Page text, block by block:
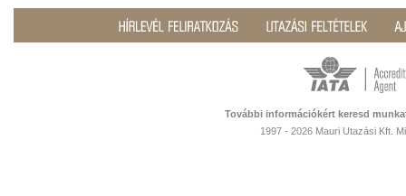
További információkért keresd
1997 - 2026 Mauri Utazási Kft.